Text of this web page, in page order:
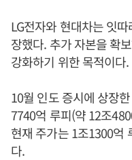
LG전자와 현대차는 잇
장했다. 추가 자본을 확
강화하기 위한 목적이다.
10월 인도 증시에 상장
7740억 루피(약 12조
현재 주가는 1조1300억
다.